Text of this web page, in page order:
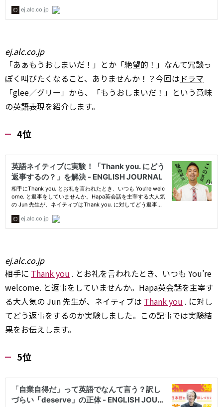
ej.alc.co.jp
「あぁもうおしまいだ！」とか「絶望的！」なんて冗談っ
ぽく叫びたくなること、ありませんか！？今回は ドラマ
「glee／グリー」から、「もうおしまいだ！」という意味
の英語表現を紹介します。
4位
ej.alc.co.jp
相手に Thank you . とお礼を言われたとき、いつも You’re
welcome. と返事をしていませんか。Hapa英会話を主宰す
る大人気の Jun 先生が、ネイティブは Thank you . に対し
てどう返事をするのか実験しました。この記事では実験結
果をお伝えします。
5位